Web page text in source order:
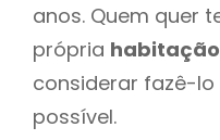
anos. Quem quer
própria habitação
considerar fazê-
possível.